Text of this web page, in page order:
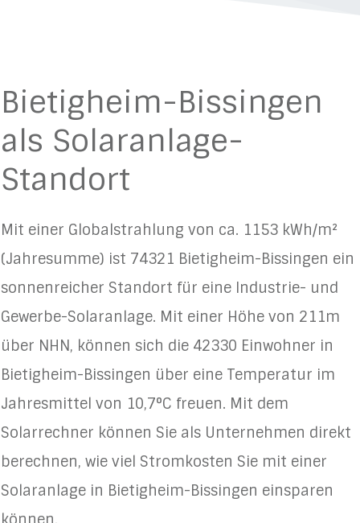
Bietigheim-Bissingen
als Solaranlage-
Standort
Mit einer Globalstrahlung von ca. 1153 kWh/m²
(Jahresumme) ist 74321 Bietigheim-Bissingen ein
sonnenreicher Standort für eine Industrie- und
Gewerbe-Solaranlage. Mit einer Höhe von 211m
über NHN, können sich die 42330 Einwohner in
Bietigheim-Bissingen über eine Temperatur im
Jahresmittel von 10,7°C freuen. Mit dem
Solarrechner können Sie als Unternehmen direkt
berechnen, wie viel Stromkosten Sie mit einer
Solaranlage in Bietigheim-Bissingen einsparen